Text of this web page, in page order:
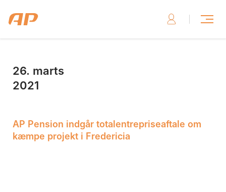
26. marts
2021
AP Pension indgår totalentrepriseaftale om
kæmpe projekt i Fredericia
Skriv til os, hvis du har brug for hjælp